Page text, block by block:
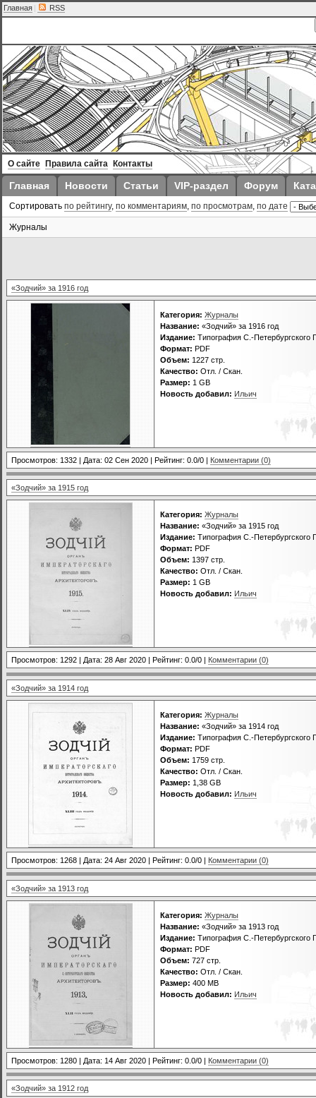
Главная | RSS
О сайте Правила сайта Контакты
Главная Новости Статьи VIP-раздел Форум
Сортировать по рейтингу, по комментариям, по просмотрам, по дате
Журналы
«Зодчий» за 1916 год
Категория: Журналы
Название: «Зодчий» за 1916 год
Издание: Типография С.-Петербургского
Формат: PDF
Объем: 1227 стр.
Качество: Отл. / Скан.
Размер: 1 GВ
Новость добавил: Ильич
Просмотров: 1332 | Дата: 02 Сен 2020 | Рейтинг: 0.0/0 | Комментарии (0)
«Зодчий» за 1915 год
Категория: Журналы
Название: «Зодчий» за 1915 год
Издание: Типография С.-Петербургского
Формат: PDF
Объем: 1397 стр.
Качество: Отл. / Скан.
Размер: 1 GB
Новость добавил: Ильич
Просмотров: 1292 | Дата: 28 Авг 2020 | Рейтинг: 0.0/0 | Комментарии (0)
«Зодчий» за 1914 год
Категория: Журналы
Название: «Зодчий» за 1914 год
Издание: Типография С.-Петербургского
Формат: PDF
Объем: 1759 стр.
Качество: Отл. / Скан.
Размер: 1,38 GB
Новость добавил: Ильич
Просмотров: 1268 | Дата: 24 Авг 2020 | Рейтинг: 0.0/0 | Комментарии (0)
«Зодчий» за 1913 год
Категория: Журналы
Название: «Зодчий» за 1913 год
Издание: Типография С.-Петербургского
Формат: PDF
Объем: 727 стр.
Качество: Отл. / Скан.
Размер: 400 МВ
Новость добавил: Ильич
Просмотров: 1280 | Дата: 14 Авг 2020 | Рейтинг: 0.0/0 | Комментарии (0)
«Зодчий» за 1912 год